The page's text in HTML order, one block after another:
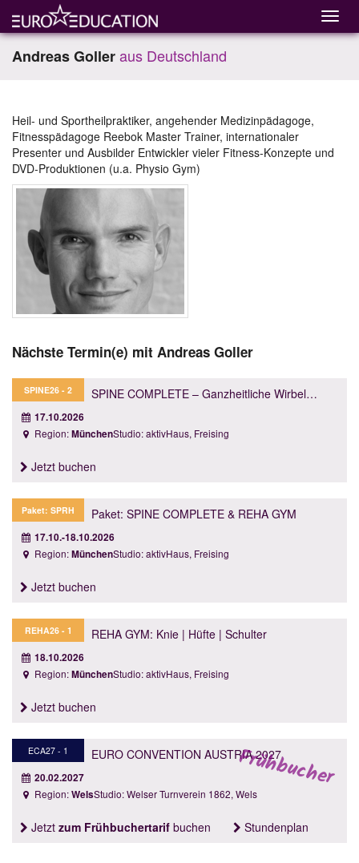
Andreas Golleraus Deutschland
Heil- und Sportheilpraktiker, angehender Medizinpädagoge,
Fitnesspädagoge Reebok Master Trainer, internationaler
Presenter und Ausbilder Entwickler vieler Fitness-Konzepte und
DVD-Produktionen (u.a. Physio Gym)
Nächste Termin(e) mit Andreas Goller
SPINE26 - 2 SPINE COMPLETE – Ganzheitliche Wirbelsäulengymnastik für Hals-, Brust- und Lendenwirbelsäule
17.10.2026
Region:MünchenStudio: aktivHaus, Freising
Jetzt buchen
Paket: SPRH Paket: SPINE COMPLETE & REHA GYM
17.10.-18.10.2026
Region:MünchenStudio: aktivHaus, Freising
Jetzt buchen
REHA26 - 1 REHA GYM: Knie | Hüfte | Schulter
18.10.2026
Region:MünchenStudio: aktivHaus, Freising
Jetzt buchen
ECA27 - 1 EURO CONVENTION AUSTRIA 2027
20.02.2027
Region:WelsStudio: Welser Turnverein 1862, Wels
Jetzt zum Frühbuchertarif buchen Stundenplan